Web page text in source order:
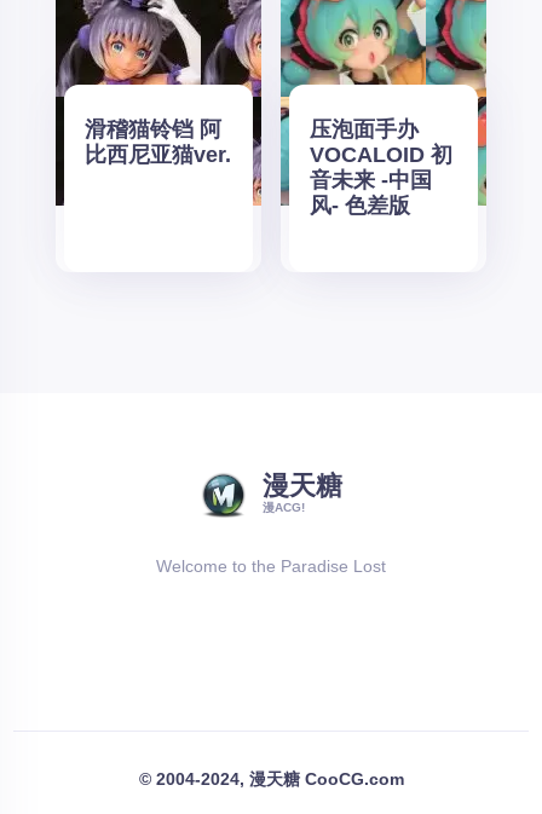
滑稽猫铃铛 阿
比西尼亚猫ver.
压泡面手办
VOCALOID 初
音未来 -中国
风- 色差版
漫天糖
漫ACG!
Welcome to the Paradise Lost
© 2004-2024, 漫天糖 CooCG.com